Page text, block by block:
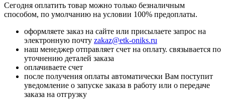
Сегодня оплатить товар можно только безналичным
способом, по умолчанию на условии 100% предоплаты.
оформляете заказ на сайте или присылаете запрос на
электронную почту zakaz@etk-oniks.ru
наш менеджер отправляет счет на оплату. связывается по
уточнению деталей заказа
оплачиваете счет
после получения оплаты автоматически Вам поступит
уведомление о запуске заказа в работу или о передаче
заказа на отгрузку